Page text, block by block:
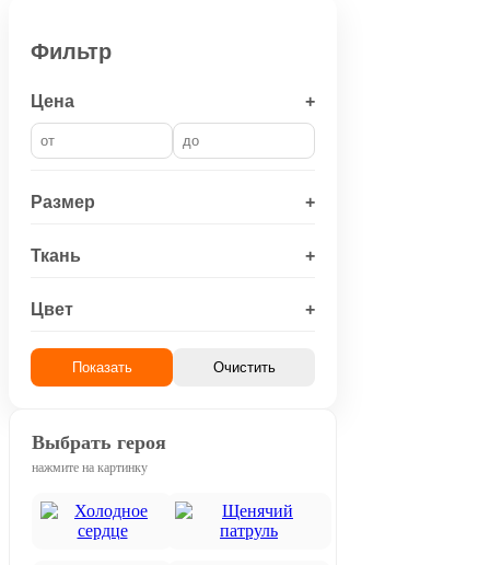
Фильтр
Цена +
Размер +
Ткань +
Цвет +
Показать Очистить
Выбрать героя
нажмите на картинку